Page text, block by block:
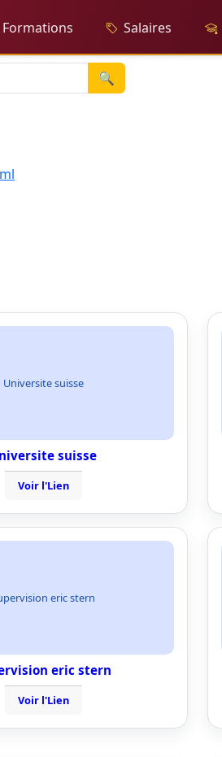
Formations Salaires
🔍
Universite suisse
suisse
Voir l'Lien
eric stern
eric stern
Voir l'Lien